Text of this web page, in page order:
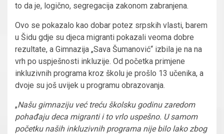
to da je, logično, segregacija zakonom zabranjena.
Ovo se pokazalo kao dobar potez srpskih vlasti, barem
u Šidu gdje su djeca migranti pokazali veoma dobre
rezultate, a Gimnazija „Sava Šumanović“ izbila je na na
vrh po uspješnosti inkluzije. Od početka primjene
inkluzivnih programa kroz školu je prošlo 13 učenika, a
dvoje su još uvijek u programu obrazovanja.
„Našu gimnaziju već treću školsku godinu zaredom
pohađaju deca migranti i to vrlo uspešno. U samom
početku naših inkluzivnih programa nije bilo lako zbog